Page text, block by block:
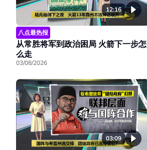
12:16
八点最热报
从常胜将军到政治困局 火箭下一步怎
么走
03/08/2026
03:09